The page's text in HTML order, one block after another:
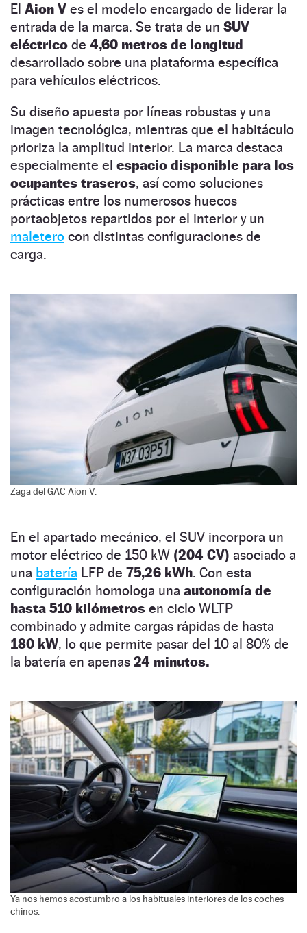
El Aion V es el modelo encargado de liderar la
entrada de la marca. Se trata de un SUV
eléctrico de 4,60 metros de longitud
desarrollado sobre una plataforma específica
para vehículos eléctricos.
Su diseño apuesta por líneas robustas y una
imagen tecnológica, mientras que el habitáculo
prioriza la amplitud interior. La marca destaca
especialmente el espacio disponible para los
ocupantes traseros, así como soluciones
prácticas entre los numerosos huecos
portaobjetos repartidos por el interior y un
maletero con distintas configuraciones de
carga.
Zaga del GAC Aion V.
En el apartado mecánico, el SUV incorpora un
motor eléctrico de 150 kW (204 CV) asociado a
una batería LFP de 75,26 kWh. Con esta
configuración homologa una autonomía de
hasta 510 kilómetros en ciclo WLTP
combinado y admite cargas rápidas de hasta
180 kW, lo que permite pasar del 10 al 80% de
la batería en apenas 24 minutos.
Ya nos hemos acostumbro a los habituales interiores de los coches
chinos.